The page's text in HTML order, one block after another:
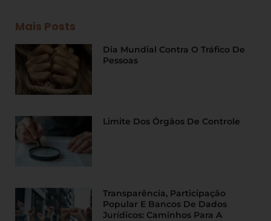
Mais Posts
Dia Mundial Contra O Tráfico De
Pessoas
Limite Dos Órgãos De Controle
Transparência, Participação
Popular E Bancos De Dados
Jurídicos: Caminhos Para A